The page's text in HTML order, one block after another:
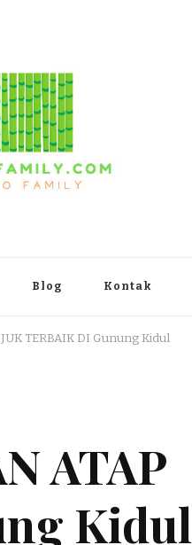
Blog Kontak
TERBAIK DI Gunung Kidul
ATAP
Kidul